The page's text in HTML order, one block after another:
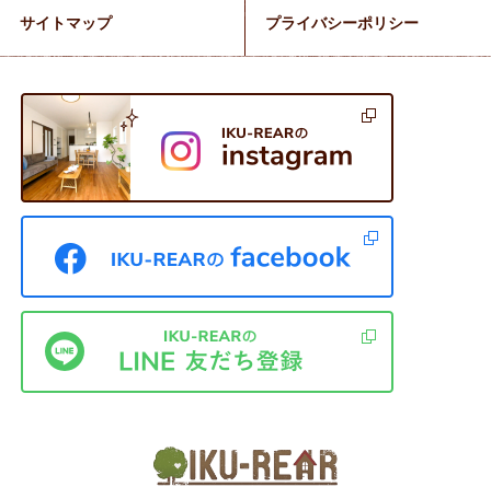
サイトマップ プライバシーポリシー